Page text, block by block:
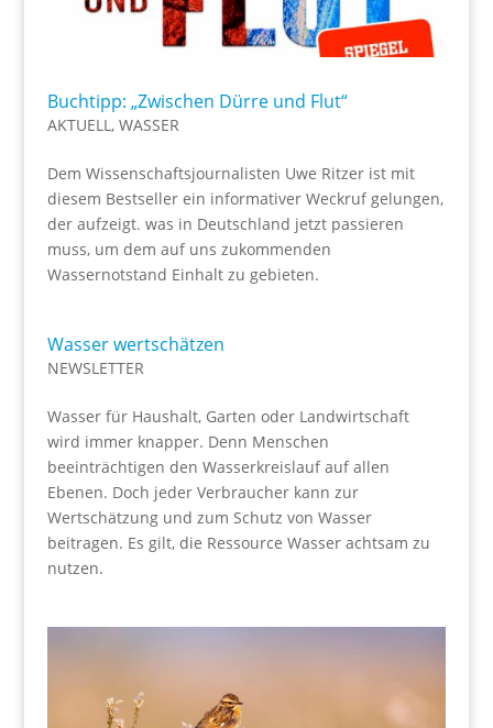
Buchtipp: „Zwischen Dürre und Flut“
AKTUELL, WASSER
Dem Wissenschaftsjournalisten Uwe Ritzer ist mit
diesem Bestseller ein informativer Weckruf gelungen,
der aufzeigt. was in Deutschland jetzt passieren
muss, um dem auf uns zukommenden
Wassernotstand Einhalt zu gebieten.
Wasser wertschätzen
NEWSLETTER
Wasser für Haushalt, Garten oder Landwirtschaft
wird immer knapper. Denn Menschen
beeinträchtigen den Wasserkreislauf auf allen
Ebenen. Doch jeder Verbraucher kann zur
Wertschätzung und zum Schutz von Wasser
beitragen. Es gilt, die Ressource Wasser achtsam zu
nutzen.